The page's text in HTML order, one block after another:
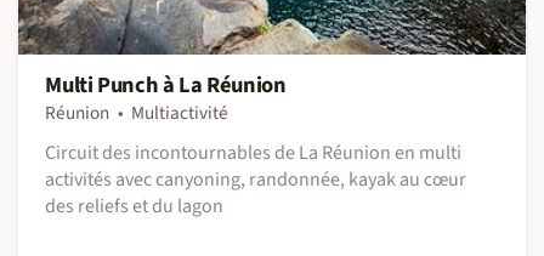
Multi Punch à La Réunion
Réunion
Multiactivité
Circuit des incontournables de La Réunion en multi
activités avec canyoning, randonnée, kayak au cœur
des reliefs et du lagon